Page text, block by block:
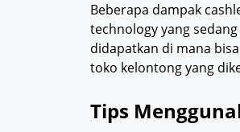
Beberapa dampak
technology yang
didapatkan di mana
toko kelontong yang
Tips